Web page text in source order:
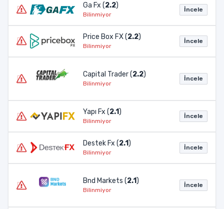
Ga Fx (2.2)
Bilinmiyor
İncele
Price Box FX (2.2)
Bilinmiyor
İncele
Capital Trader (2.2)
Bilinmiyor
İncele
Yapı Fx (2.1)
Bilinmiyor
İncele
Destek Fx (2.1)
Bilinmiyor
İncele
Bnd Markets (2.1)
Bilinmiyor
İncele